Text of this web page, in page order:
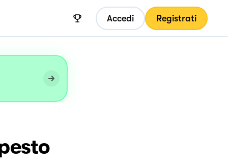
Accedi Registrati